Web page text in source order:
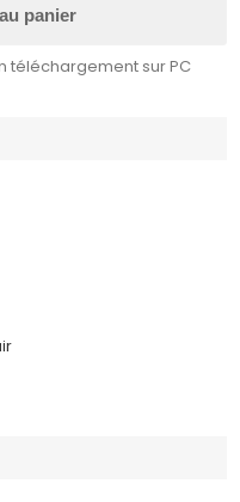
panier
téléchargement sur PC